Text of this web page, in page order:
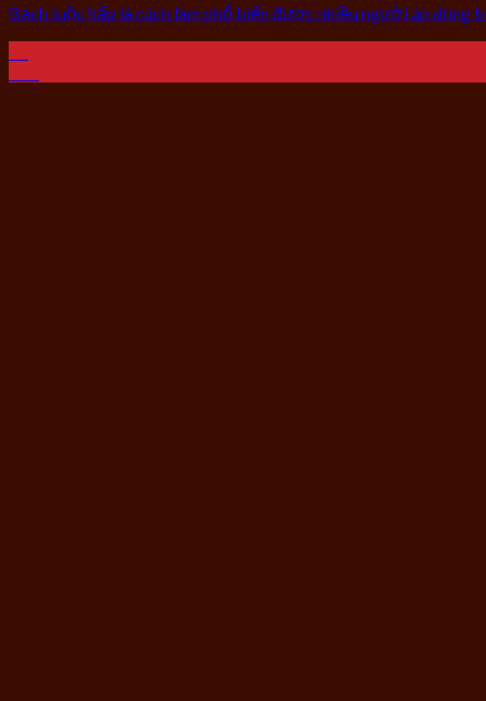
Bạch tuộc hấp là cách làm phổ biến được nhiều người áp dụng